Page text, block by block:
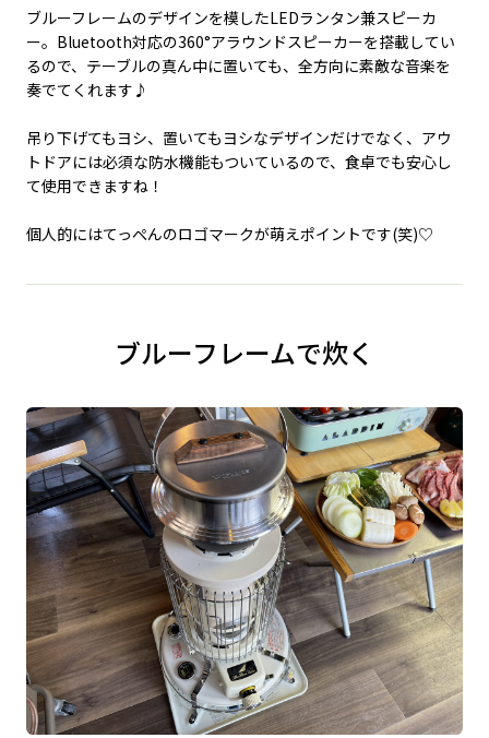
ブルーフレームのデザインを模したLEDランタン兼スピーカ
ー。Bluetooth対応の360°アラウンドスピーカーを搭載してい
るので、テーブルの真ん中に置いても、全方向に素敵な音楽を
奏でてくれます♪
吊り下げてもヨシ、置いてもヨシなデザインだけでなく、アウ
トドアには必須な防水機能もついているので、食卓でも安心し
て使用できますね！
個人的にはてっぺんのロゴマークが萌えポイントです(笑)♡
ブルーフレームで炊く